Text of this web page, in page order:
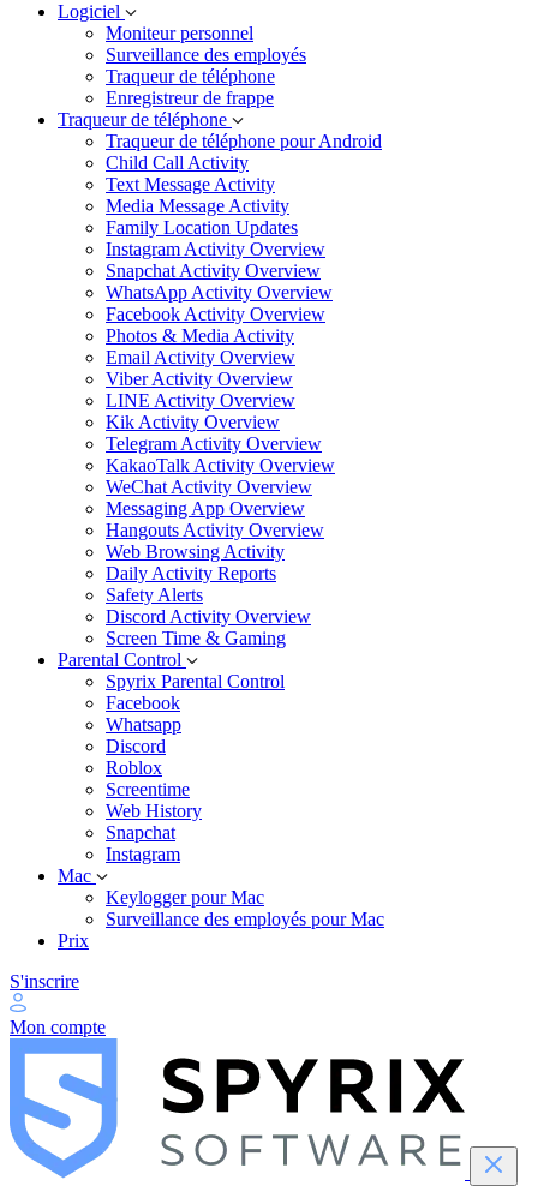
Logiciel
Moniteur personnel
Surveillance des employés
Traqueur de téléphone
Enregistreur de frappe
Traqueur de téléphone
Traqueur de téléphone pour Android
Child Call Activity
Text Message Activity
Media Message Activity
Family Location Updates
Instagram Activity Overview
Snapchat Activity Overview
WhatsApp Activity Overview
Facebook Activity Overview
Photos & Media Activity
Email Activity Overview
Viber Activity Overview
LINE Activity Overview
Kik Activity Overview
Telegram Activity Overview
KakaoTalk Activity Overview
WeChat Activity Overview
Messaging App Overview
Hangouts Activity Overview
Web Browsing Activity
Daily Activity Reports
Safety Alerts
Discord Activity Overview
Screen Time & Gaming
Parental Control
Spyrix Parental Control
Facebook
Whatsapp
Discord
Roblox
Screentime
Web History
Snapchat
Instagram
Mac
Keylogger pour Mac
Surveillance des employés pour Mac
Prix
S'inscrire
Mon compte